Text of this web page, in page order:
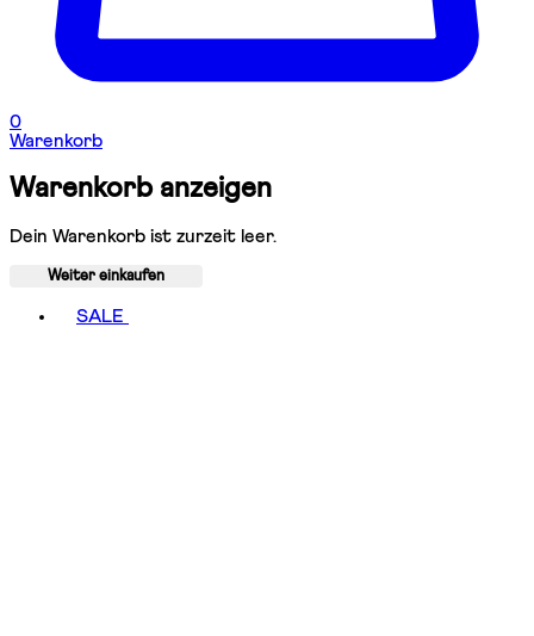
0
Warenkorb
Warenkorb anzeigen
Dein Warenkorb ist zurzeit leer.
Weiter einkaufen
SALE